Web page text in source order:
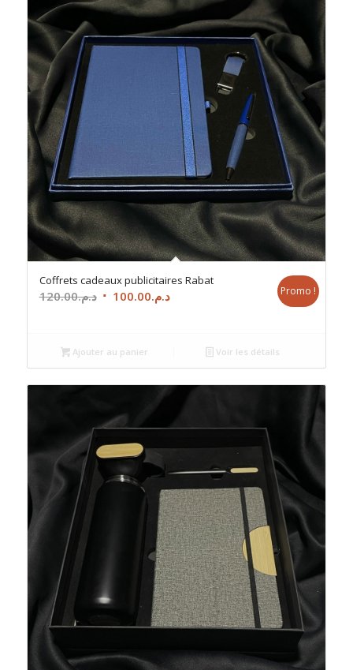
Coffrets cadeaux publicitaires Rabat
د.م.120.00
Le
était :
د.م.120.00.
د.م.100.00
Le
د.م.100.00.
Promo !
Ajouter au panier Voir les détails